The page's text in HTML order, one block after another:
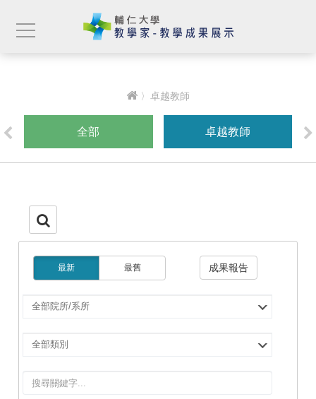
〉卓越教師
全部 卓越教師
最新 最舊 成果報告
選
所/
所
選
別